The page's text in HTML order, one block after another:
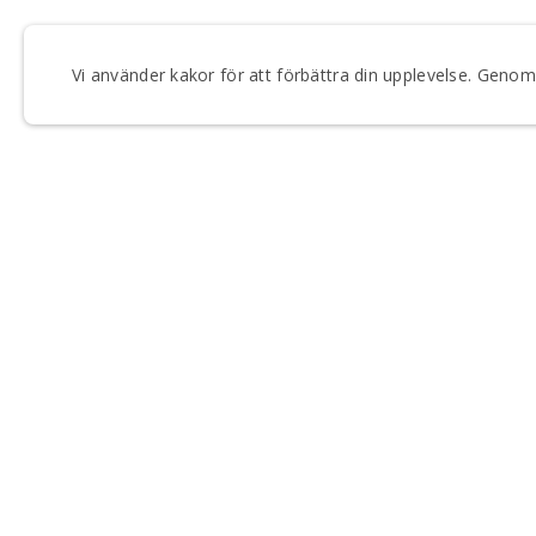
Vi använder kakor för att förbättra din upplevelse.